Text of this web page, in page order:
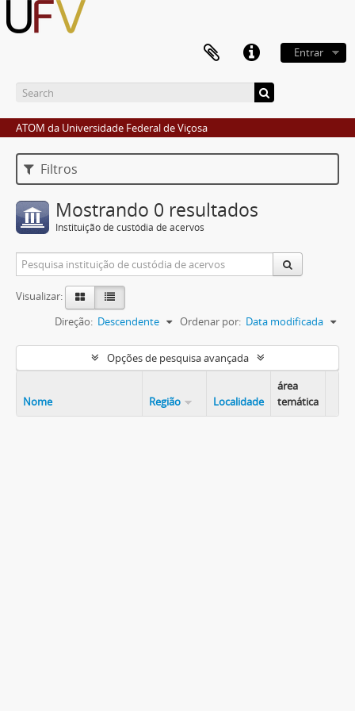
Entrar
ATOM da Universidade Federal de Viçosa
Filtros
Mostrando 0 resultados
Instituição de custódia de acervos
Visualizar:
Ordenar por: Data modificada
Direção: Descendente
Opções de pesquisa avançada
Nome Região Localidade
área
temática